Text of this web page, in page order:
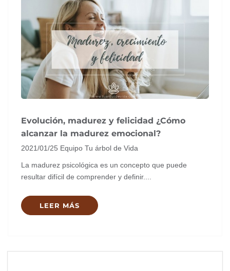
Evolución, madurez y felicidad ¿Cómo
alcanzar la madurez emocional?
2021/01/25 Equipo Tu árbol de Vida
La madurez psicológica es un concepto que puede
resultar difícil de comprender y definir....
LEER MÁS